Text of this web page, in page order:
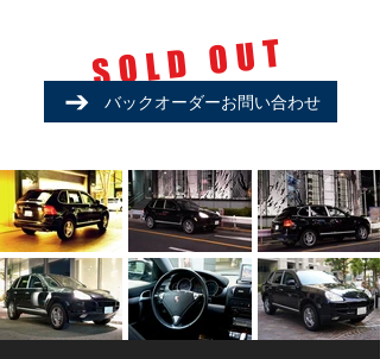
​SOLD OUT
バックオーダーお問い合わせ